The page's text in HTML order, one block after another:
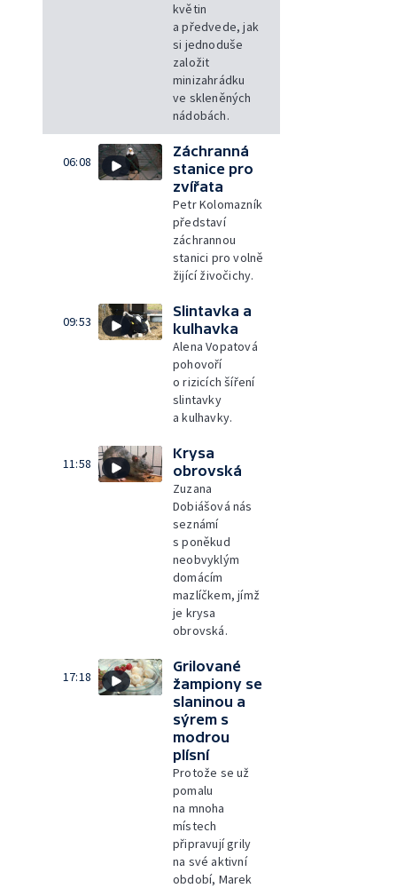
květin
a předvede, jak
si jednoduše
založit
minizahrádku
ve skleněných
nádobách.
06:08
Záchranná
stanice pro
zvířata
Petr Kolomazník
představí
záchrannou
stanici pro volně
žijící živočichy.
09:53
Slintavka a
kulhavka
Alena Vopatová
pohovoří
o rizicích šíření
slintavky
a kulhavky.
11:58
Krysa
obrovská
Zuzana
Dobiášová nás
seznámí
s poněkud
neobvyklým
domácím
mazlíčkem, jímž
je krysa
obrovská.
17:18
Grilované
žampiony se
slaninou a
sýrem s
modrou
plísní
Protože se už
pomalu
na mnoha
místech
připravují grily
na své aktivní
období, Marek